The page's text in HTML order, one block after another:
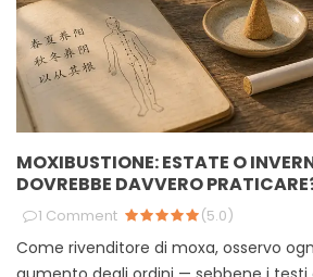
MOXIBUSTIONE: ESTATE O
DOVREBBE DAVVERO
1 Comment (5.0)
Come rivenditore di moxa, osservo